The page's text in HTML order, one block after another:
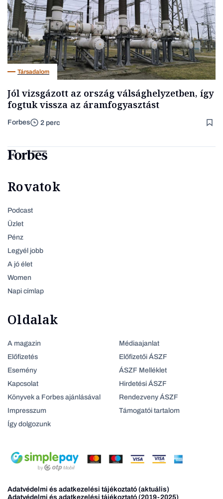
Társadalom
Jól vizsgázott az ország válsághelyzetben, így
fogtuk vissza az áramfogyasztást
Forbes 2 perc
Rovatok
Podcast
Üzlet
Pénz
Legyél jobb
A jó élet
Women
Napi címlap
Oldalak
A magazin
Előfizetés
Esemény
Kapcsolat
Könyvek a Forbes ajánlásával
Impresszum
Így dolgozunk
Médiaajanlat
Előfizetői ÁSZF
ÁSZF Melléklet
Hirdetési ÁSZF
Rendezveny ÁSZF
Támogatói tartalom
Adatvédelmi és adatkezelési tájékoztató (aktuális)
Adatvédelmi és adatkezelési tájékoztató (2019-2025)